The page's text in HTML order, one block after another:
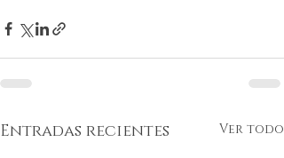
Entradas recientes Ver todo